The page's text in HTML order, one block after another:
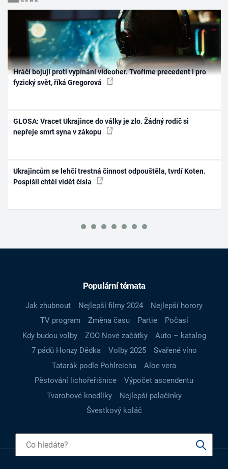
Hráči bojují proti vypínání videoher. Tvoříme precedent i pro
fyzický svět, říká Gregorová
GLOSA: Vracet Ukrajince do války je zlo. Žádný rodič si
nepřeje smrt syna v zákopu
Ukrajincům se lehčí trestná činnost odpouštěla, tvrdí Koten.
Pospíšil chtěl vidět čísla
Populární témata
Jak zhubnout Nejlepší filmy 2024
Nejlepší horory
TV program
Změna času Partie
Počasí
Kdy budou volby
ZOO Nové začátky
Auto – katalog
7 pádů Honzy Dědka
Volby 2025
Svařené víno
Tatarák podle Pohlreicha
Aloe vera
Pěstování lichořeřišnice
Výpočet ascendentu
Tvarohové knedlíky
Nejlepší palačinky
Švestkový koláč